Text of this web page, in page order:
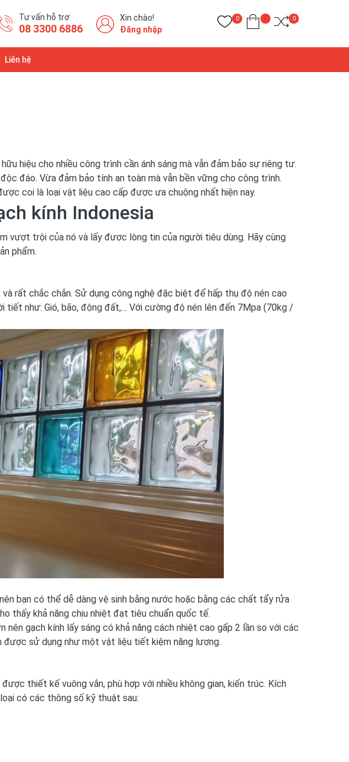
Tư vấn hỗ trợ
08 3300 6886
Xin chào!
Đăng nhập
0 0
Liên hệ
hữu hiệu cho nhiều công trình cần ánh sáng mà vẫn đảm bảo sự riêng tư.
đáo. Vừa đảm bảo tính an toàn mà vẫn bền vững cho công trình.
coi là loại vật liệu cao cấp được ưa chuộng nhất hiện nay.
kính Indonesia
vượt trội của nó và lấy được lòng tin của người tiêu dùng. Hãy cùng
phẩm.
rất chắc chắn. Sử dụng công nghệ đặc biệt để hấp thụ độ nén cao
như: Gió, bão, động đất,… Với cường độ nén lên đến 7Mpa (70kg /
bạn có thể dễ dàng vệ sinh bằng nước hoặc bằng các chất tẩy rửa
thấy khả năng chịu nhiệt đạt tiêu chuẩn quốc tế.
nên gạch kính lấy sáng có khả năng cách nhiệt cao gấp 2 lần so với các
sử dụng như một vật liệu tiết kiệm năng lượng.
thiết kế vuông vắn, phù hợp với nhiều không gian, kiến ​​trúc. Kích
có các thông số kỹ thuật sau: